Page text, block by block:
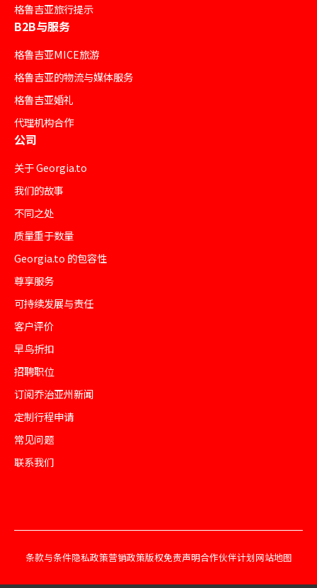
格鲁吉亚旅行提示
B2B与服务
格鲁吉亚MICE旅游
格鲁吉亚的物流与媒体服务
格鲁吉亚婚礼
代理机构合作
公司
关于 Georgia.to
我们的故事
不同之处
质量重于数量
Georgia.to 的包容性
尊享服务
可持续发展与责任
客户评价
早鸟折扣
招聘职位
订阅乔治亚州新闻
定制行程申请
常见问题
联系我们
条款与条件隐私政策营销政策版权免责声明合作伙伴计划网站地图